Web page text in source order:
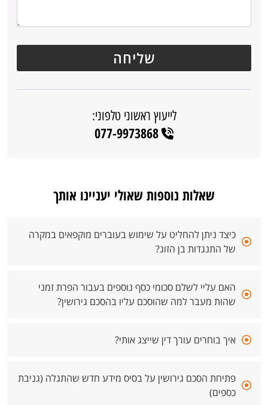
לייעוץ ראשוני טלפוני:
077-9973868
שאלות נוספות שאולי יעניינו אותך
כיצד ניתן להחליט על שימוש בעוברים מוקפאים במקרה
של התנגדות בן הזוג?
האם עליי לשלם סכומי כסף נוספים בעבור הפרת זמני
שהות מעבר למה שהוסכם עליו בהסכם גירושין?
איך בוחרים עורך דין שייצג אותי?
פתיחת הסכם גירושין על בסיס מידע חדש שהתגלה (גניבת
כספים)